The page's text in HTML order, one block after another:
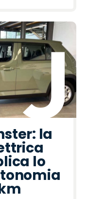
la
lo